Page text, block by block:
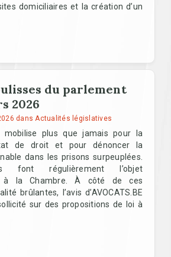
domiciliaires et la création d’un
du parlement
2026
dans Actualités législatives
mobilise plus que jamais pour la
de droit et pour dénoncer la
dans les prisons surpeuplées.
font régulièrement l’objet
à la Chambre. À côté de ces
brûlantes, l’avis d’AVOCATS.BE
sur des propositions de loi à